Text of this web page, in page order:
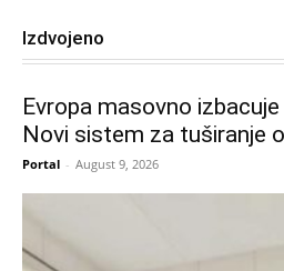
Izdvojeno
Evropa masovno
Novi sistem za tuširanje
Portal - August 9, 2026